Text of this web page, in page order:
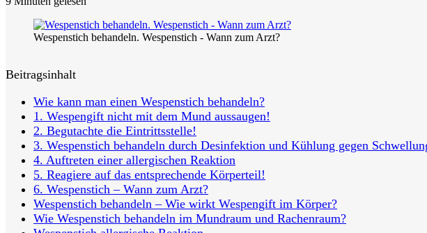
Wespenstich behandeln. Wespenstich - Wann zum Arzt?
Beitragsinhalt
Wie kann man einen Wespenstich behandeln?
1. Wespengift nicht mit dem Mund aussaugen!
2. Begutachte die Eintrittsstelle!
3. Wespenstich behandeln durch Desinfektion und Kühlung gegen
4. Auftreten einer allergischen Reaktion
5. Reagiere auf das entsprechende Körperteil!
6. Wespenstich – Wann zum Arzt?
Wespenstich behandeln – Wie wirkt Wespengift im Körper?
Wie Wespenstich behandeln im Mundraum und Rachenraum?